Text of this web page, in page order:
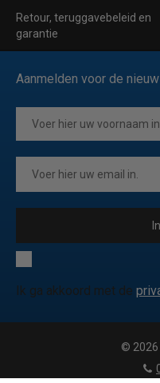
Retour, teruggavebeleid en
garantie
Aanmelden voor de
Ik ga akkoord met de
© 2026